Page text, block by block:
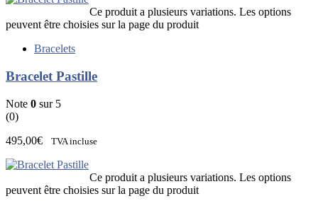
Ce produit a plusieurs variations. Les options
peuvent être choisies sur la page du produit
Bracelets
Bracelet Pastille
Note 0 sur 5
(0)
495,00€ TVA incluse
Ce produit a plusieurs variations. Les options
peuvent être choisies sur la page du produit